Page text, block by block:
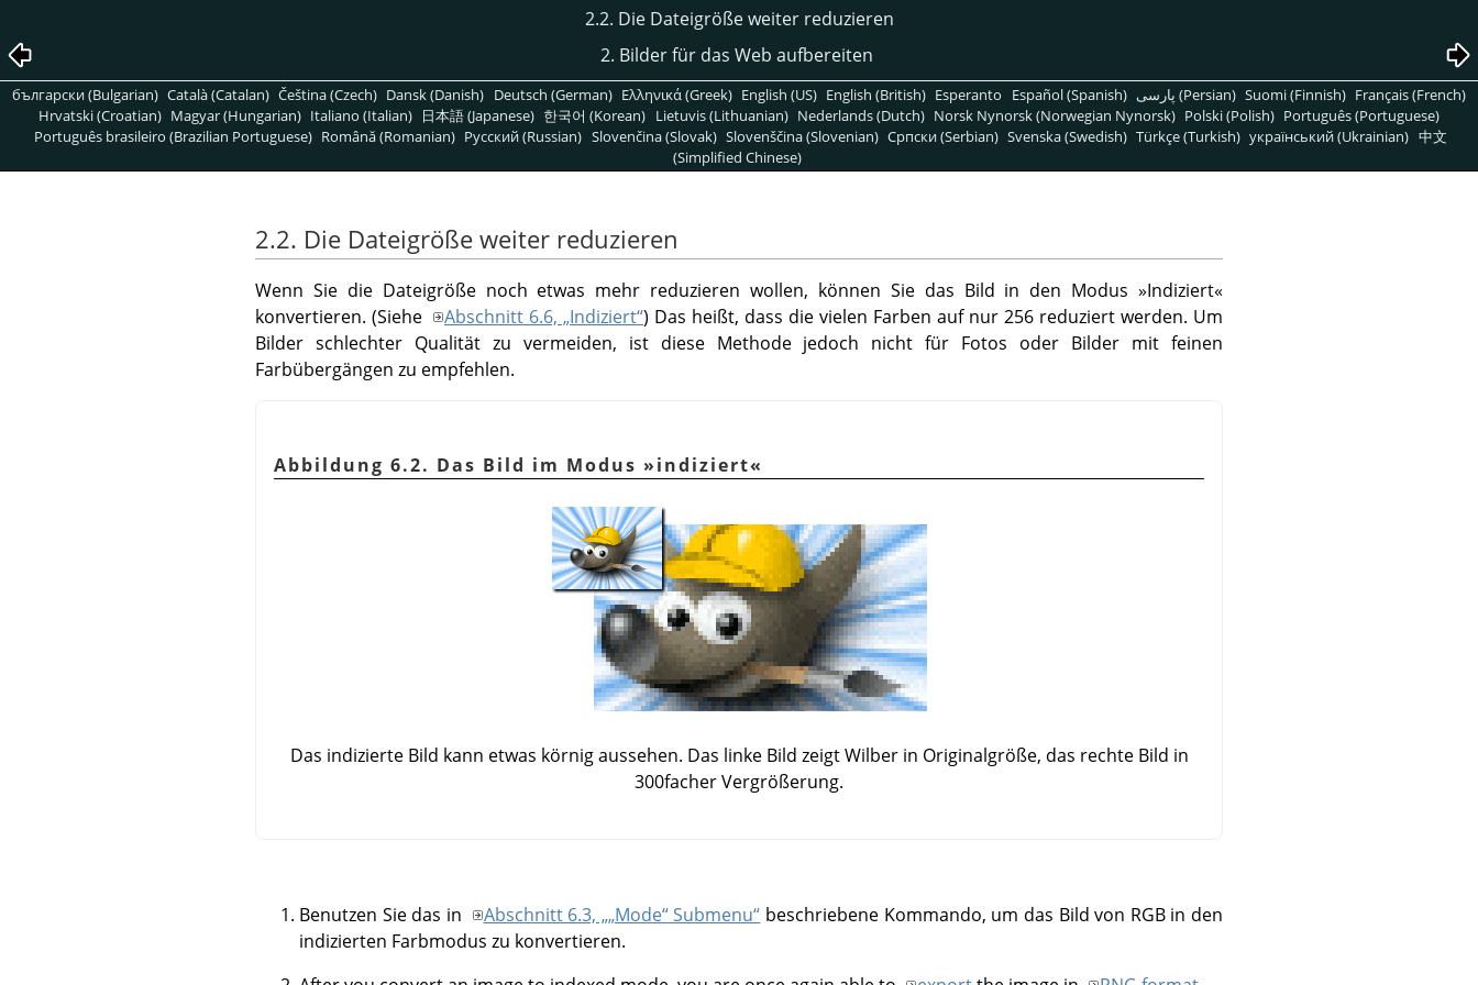
2.2. Die Dateigröße weiter reduzieren
2. Bilder für das Web aufbereiten
български (Bulgarian) Català (Catalan) Čeština (Czech) Dansk (Danish) Deutsch (German) Ελληνικά (Greek) English (US) English (British) Esperanto Español (Spanish) پارسی (Persian) Suomi (Finnish) Français (French)
Hrvatski (Croatian) Magyar (Hungarian) Italiano (Italian) 日本語 (Japanese) 한국어 (Korean) Lietuvis (Lithuanian) Nederlands (Dutch) Norsk Nynorsk (Norwegian Nynorsk) Polski (Polish) Português (Portuguese)
Português brasileiro (Brazilian Portuguese) Română (Romanian) Pусский (Russian) Slovenčina (Slovak) Slovenščina (Slovenian) Српски (Serbian) Svenska (Swedish) Türkçe (Turkish) український (Ukrainian) 中文
(Simplified Chinese)
2.2. Die Dateigröße weiter reduzieren
Wenn Sie die Dateigröße noch etwas mehr reduzieren wollen, können Sie das Bild in den Modus »Indiziert«
konvertieren. (Siehe
Abschnitt 6.6, „Indiziert“) Das heißt, dass die vielen Farben auf nur 256 reduziert werden. Um
Bilder schlechter Qualität zu vermeiden, ist diese Methode jedoch nicht für Fotos oder Bilder mit feinen
Farbübergängen zu empfehlen.
Abbildung 6.2. Das Bild im Modus »indiziert«
Das indizierte Bild kann etwas körnig aussehen. Das linke Bild zeigt Wilber in Originalgröße, das rechte Bild in
300facher Vergrößerung.
Benutzen Sie das in Abschnitt 6.3, „„Mode“Submenu“ beschriebene Kommando, um das Bild von RGB in den
indizierten Farbmodus zu konvertieren.